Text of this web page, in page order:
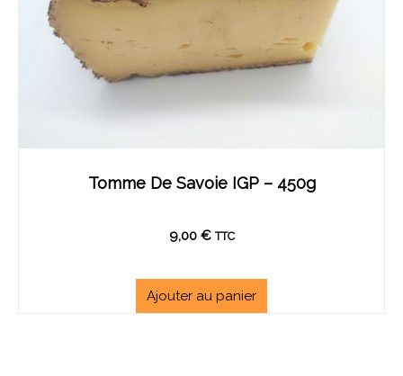
Tomme De Savoie IGP – 450g
9,00 € TTC
Ajouter au panier